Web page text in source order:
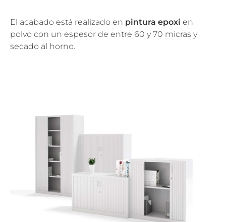
El acabado está realizado en pintura epoxi en
polvo con un espesor de entre 60 y 70 micras y
secado al horno.